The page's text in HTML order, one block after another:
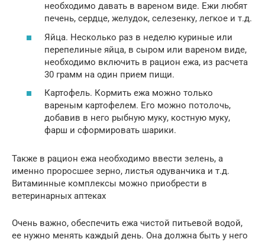
необходимо давать в вареном виде. Ежи любят
печень, сердце, желудок, селезенку, легкое и т.д.
Яйца. Несколько раз в неделю куриные или
перепелиные яйца, в сыром или вареном виде,
необходимо включить в рацион ежа, из расчета
30 грамм на один прием пищи.
Картофель. Кормить ежа можно только
вареным картофелем. Его можно потолочь,
добавив в него рыбную муку, костную муку,
фарш и сформировать шарики.
Также в рацион ежа необходимо ввести зелень, а
именно проросшее зерно, листья одуванчика и т.д.
Витаминные комплексы можно приобрести в
ветеринарных аптеках
Очень важно, обеспечить ежа чистой питьевой водой,
ее нужно менять каждый день. Она должна быть у него